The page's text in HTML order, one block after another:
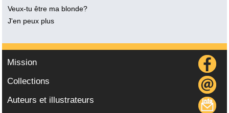
Veux-tu être ma blonde?
J'en peux plus
Mission
Collections
Auteurs et illustrateurs